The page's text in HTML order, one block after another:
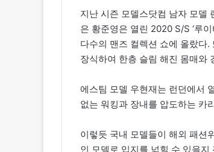
지난 시즌 모델스닷컴 남자 모델
은 황준영은 열린 2020 S/S ‘루이
다수의 맨즈 컬렉션 쇼에 올랐다.
장식하여 한층 슬림 해진 몸매와
에스팀 모델 우현재는 런던에서
없는 워킹과 장내를 압도하는 카
이렇듯 국내 모델들이 해외 패션
인 모델로 입지를 넓힐 수 있을지